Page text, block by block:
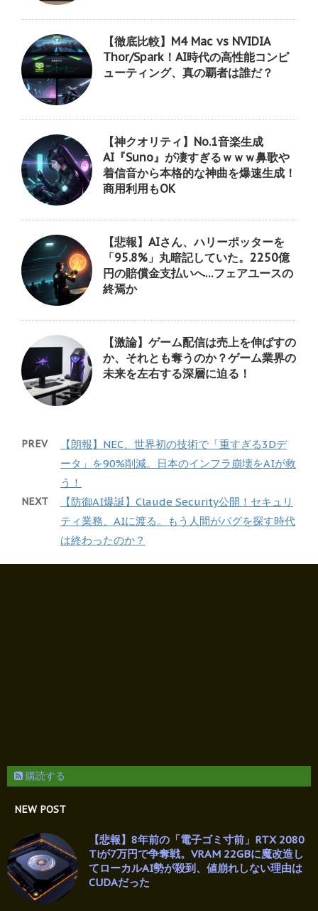
【徹底比較】M4 Mac vs NVIDIA
Thor/Spark！AI時代の高性能コンピ
ューティング、真の覇者は誰だ？
【神クオリティ】No.1音楽生成
AI『Suno』が凄すぎるｗｗｗ鼻歌や
着信音から本格的な神曲を爆速生成！
商用利用もOK
【悲報】AIさん、ハリーポッターを
「95.8%」丸暗記していた。2250億
円の賠償金支払いへ…フェアユースの
終焉か
【激論】ゲーム配信は売上を伸ばすの
か、それとも奪うのか？ゲーム業界の
未来を左右する深層に迫る！
PREV
【朗報】NEC、世界初の技術で「重すぎる3Dデ
ータ」を90%削減。日本のインフラ崩壊をAIが救
う！
NEXT
【防御AI爆誕】Claude Security公開！セキュリ
ティ業務、AIに渡る。もう人間がバグを探す時代
は終わったのか？
購読する
NEW POST
【悲報】8年前の「電子ゴミ寸前」RTX 2080
Tiが7万円で争奪戦。VRAM 22GBに魔改造し
てローカルAI勢が殺到、値崩れしない理由は
CUDAだった